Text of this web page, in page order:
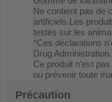
Ne contient pas de
artificiels.Les
testés sur les
*Ces déclarations
Drug Administration.
Ce produit n'est
ou prévenir toute
Précaution